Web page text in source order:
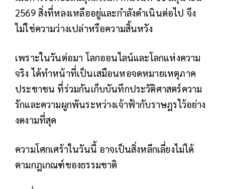
2569 สิ่งที่หลงเหลืออยู่และกำลังดำเนินต่อไป จึง
ไม่ใช่ความว่างเปล่าหรือความสิ้นหวัง
เพราะในวันต่อมา โลกออนไลน์และโลกแห่งความ
จริง ได้ทำหน้าที่เป็นเสมือนหอจดหมายเหตุภาค
ประชาชน ที่ร่วมกันเก็บบันทึกประวัติศาสตร์ความ
รักและความผูกพันระหว่างเจ้าฟ้ากับราษฎรไว้อย่าง
งดงามที่สุด
ความโศกเศร้าในวันนี้ อาจเป็นสิ่งหลีกเลี่ยงไม่ได้
ตามกฎเกณฑ์ของธรรมชาติ